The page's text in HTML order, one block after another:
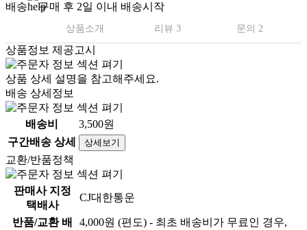
배송 구매 후 2일 이내 배송시작
상품소개 리뷰 3 문의 2
상품정보 제공고시
상품 상세 설명을 참고해주세요.
배송 상세정보
배송비
3,500원
구간배송 상세
상세보기
교환/반품정책
판매사 지정
택배사
CJ대한통운
반품/교환 배
4,000원 (편도) - 최초 배송비가 무료인 경우,